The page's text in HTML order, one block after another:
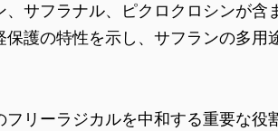
サフラナル、ピクロクロシンが含
護の特性を示し、サフランの多用
リーラジカルを中和する重要な役